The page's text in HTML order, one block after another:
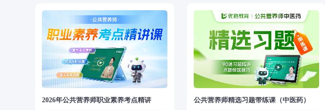
2026年公共营养师职业素养考点精讲 公共营养师精选习题带练课（中医药）